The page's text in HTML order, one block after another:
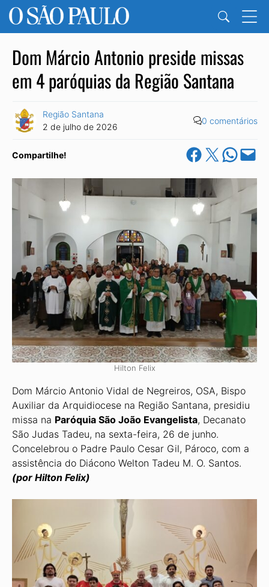
Dom Márcio Antonio preside missas
em 4 paróquias da Região Santana
Região Santana
2 de julho de 2026
0 comentários
Compartilhe! Share on Facebook
Share on X Share on
Email this
Hilton Felix
Dom Márcio Antonio Vidal de Negreiros, OSA, Bispo
Auxiliar da Arquidiocese na Região Santana, presidiu
missa na Paróquia São João Evangelista, Decanato
São Judas Tadeu, na sexta-feira, 26 de junho.
Concelebrou o Padre Paulo Cesar Gil, Pároco, com a
assistên­cia do Diácono Welton Tadeu M. O. Santos.
(por Hilton Felix)